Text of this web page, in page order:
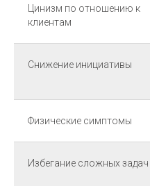
Цинизм по отношению к
клиентам
Снижение инициативы
Физические симптомы
Избегание сложных задач